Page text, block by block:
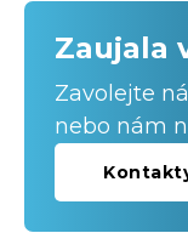
Zaujala
Zavolejte
nebo nám